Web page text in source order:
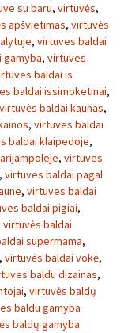
su baru, virtuvės,
apšvietimas, virtuvės
, virtuves baldai
gamyba, virtuves
baldai is
baldai issimoketinai,
virtuvės baldai kaunas,
, virtuves baldai
baldai klaipedoje,
, virtuves
, virtuves baldai pagal
, virtuves baldai
baldai pigiai,
virtuvės baldai
supermama,
, virtuvės baldai vokė,
baldu dizainas,
, virtuvės baldų
baldu gamyba
baldų gamyba